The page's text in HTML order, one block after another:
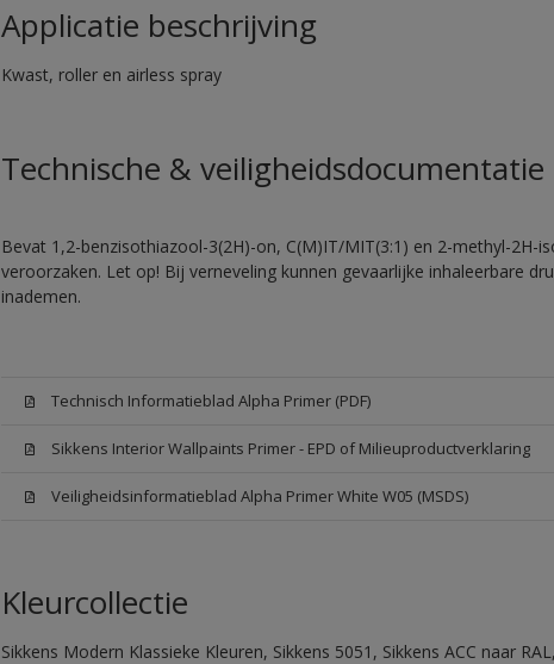
Applicatie beschrijving
Kwast, roller en airless spray
Technische & veiligheidsdocumentatie
Bevat 1,2-benzisothiazool-3(2H)-on, C(M)IT/MIT(3:1) en 2-methyl-2H-
veroorzaken. Let op! Bij verneveling kunnen gevaarlijke inhaleerbare
inademen.
Technisch Informatieblad Alpha Primer (PDF)
Sikkens Interior Wallpaints Primer - EPD of Milieuproductverklaring
Veiligheidsinformatieblad Alpha Primer White W05 (MSDS)
Kleurcollectie
Sikkens Modern Klassieke Kleuren, Sikkens 5051, Sikkens ACC naar